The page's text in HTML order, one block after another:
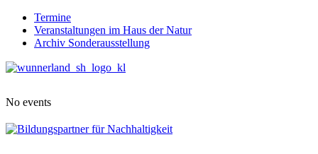
Termine
Veranstaltungen im Haus der Natur
Archiv Sonderausstellung
No events